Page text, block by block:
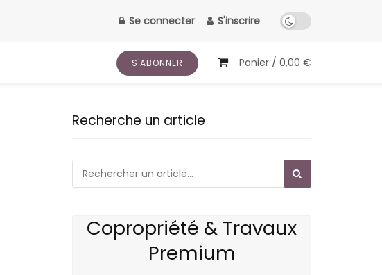
Se connecter S'inscrire
S'ABONNER Panier / 0,00 €
Recherche un article
Copropriété & Travaux
Premium